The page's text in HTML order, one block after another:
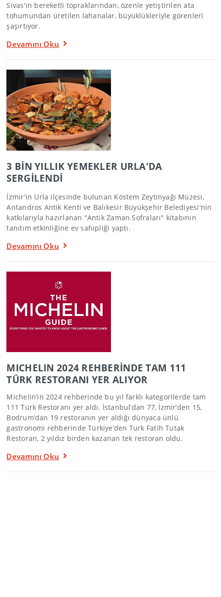
Sivas'ın bereketli topraklarından, özenle yetiştirilen ata
tohumundan üretilen lahanalar, büyüklükleriyle görenleri
şaşırtıyor.
Devamını Oku
3 BİN YILLIK YEMEKLER URLA'DA
SERGİLENDİ
İzmir'in Urla ilçesinde bulunan Köstem Zeytinyağı Müzesi,
Antandros Antik Kenti ve Balıkesir Büyükşehir Belediyesi'nin
katkılarıyla hazırlanan "Antik Zaman Sofraları" kitabının
tanıtım etkinliğine ev sahipliği yaptı.
Devamını Oku
MICHELIN 2024 REHBERİNDE TAM 111
TÜRK RESTORANI YER ALIYOR
Michelin’in 2024 rehberinde bu yıl farklı kategorilerde tam
111 Türk Restoranı yer aldı. İstanbul’dan 77, İzmir’den 15,
Bodrum’dan 19 restoranın yer aldığı dünyaca ünlü
gastronomi rehberinde Türkiye’den Turk Fatih Tutak
Restoran, 2 yıldız birden kazanan tek restoran oldu.
Devamını Oku